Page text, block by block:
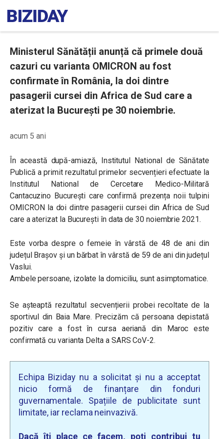
Ministerul Sănătății anunță că primele două
cazuri cu varianta OMICRON au fost
confirmate în România, la doi dintre
pasagerii cursei din Africa de Sud care a
aterizat la București pe 30 noiembrie.
acum 5 ani
În această după-amiază, Institutul National de Sănătate
Publică a primit rezultatul primelor secvențieri efectuate la
Institutul National de Cercetare Medico-Militară
Cantacuzino București care confirmă prezența noii tulpini
OMICRON la doi dintre pasagerii cursei din Africa de Sud
care a aterizat la București în data de 30 noiembrie 2021.
Este vorba despre o femeie în vârstă de 48 de ani din
județul Brașov și un bărbat în vârstă de 59 de ani din județul
Vaslui.
Ambele persoane, izolate la domiciliu, sunt asimptomatice.
Se așteaptă rezultatul secvențierii probei recoltate de la
sportivul din Baia Mare. Precizăm că persoana depistată
pozitiv care a fost în cursa aeriană din Maroc este
confirmată cu varianta Delta a SARS CoV-2.
Echipa Biziday nu a solicitat și nu a acceptat
nicio formă de finanțare din fonduri
guvernamentale. Spațiile de publicitate sunt
limitate, iar reclama neinvazivă.
Dacă îți place ce facem, poți contribui tu